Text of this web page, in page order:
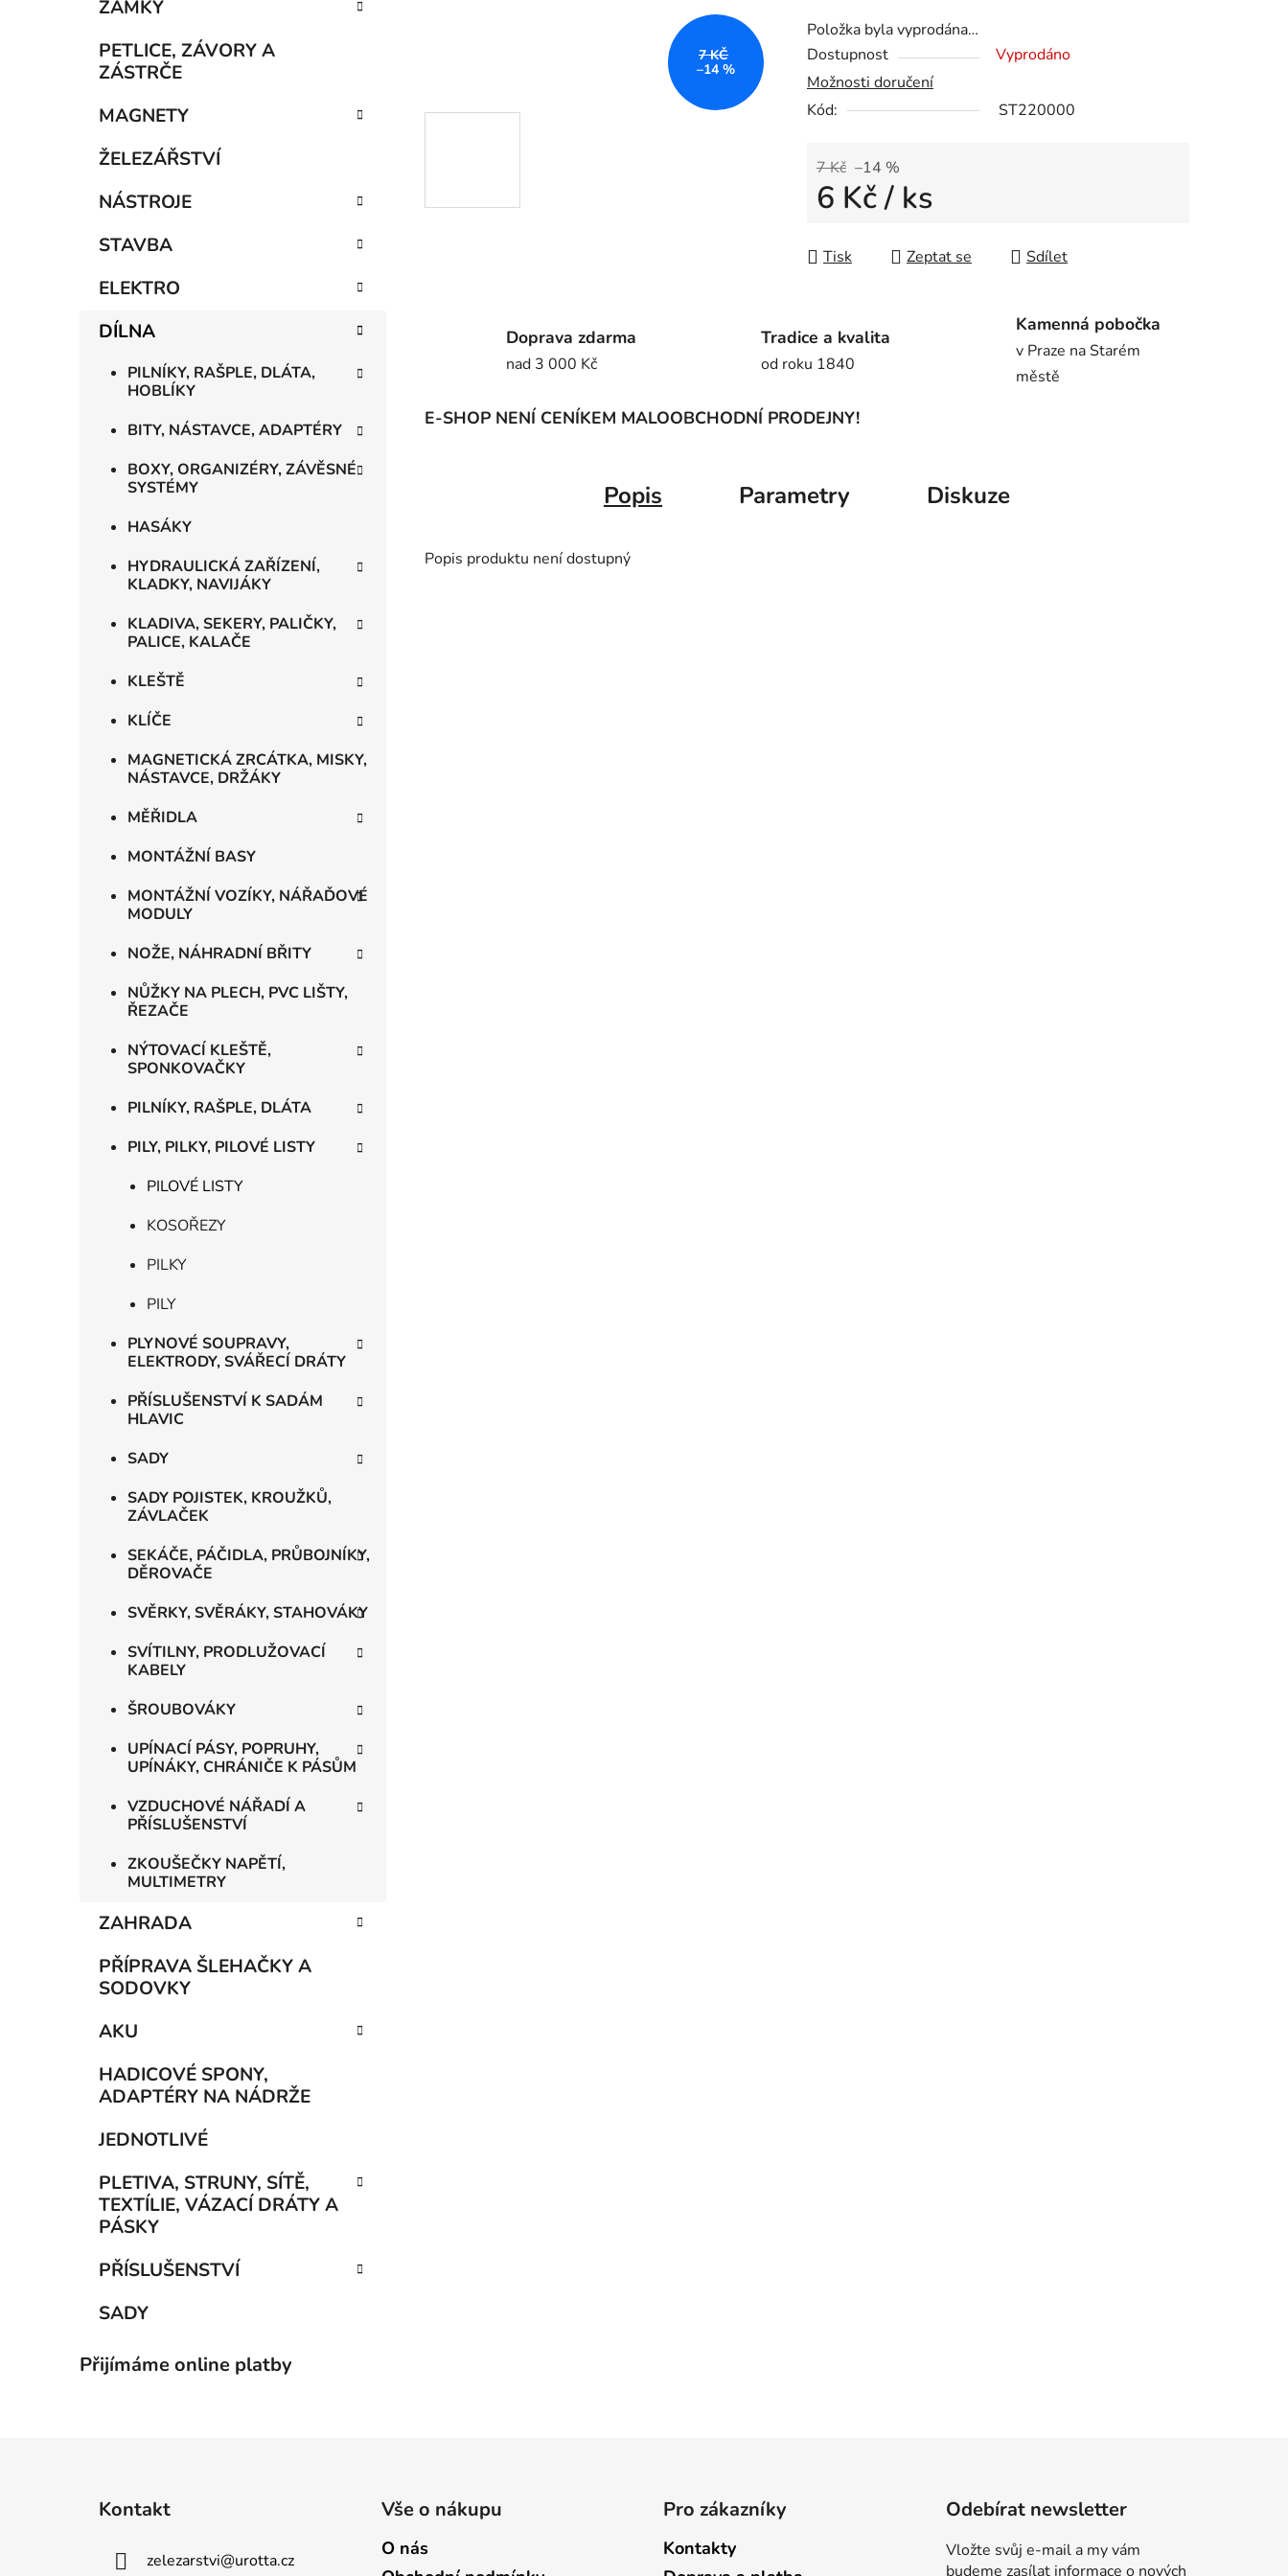
ZÁMKY
PETLICE, ZÁVORY A
ZÁSTRČE
MAGNETY
ŽELEZÁŘSTVÍ
NÁSTROJE
STAVBA
ELEKTRO
DÍLNA
PILNÍKY, RAŠPLE, DLÁTA,
HOBLÍKY
BITY, NÁSTAVCE, ADAPTÉRY
BOXY, ORGANIZÉRY, ZÁVĚSNÉ
SYSTÉMY
HASÁKY
HYDRAULICKÁ ZAŘÍZENÍ,
KLADKY, NAVIJÁKY
KLADIVA, SEKERY, PALIČKY,
PALICE, KALAČE
KLEŠTĚ
KLÍČE
MAGNETICKÁ ZRCÁTKA, MISKY,
NÁSTAVCE, DRŽÁKY
MĚŘIDLA
MONTÁŽNÍ BASY
MONTÁŽNÍ VOZÍKY, NÁŘAĎOVÉ
MODULY
NOŽE, NÁHRADNÍ BŘITY
NŮŽKY NA PLECH, PVC LIŠTY,
ŘEZAČE
NÝTOVACÍ KLEŠTĚ,
SPONKOVAČKY
PILNÍKY, RAŠPLE, DLÁTA
PILY, PILKY, PILOVÉ LISTY
PILOVÉ LISTY
KOSOŘEZY
PILKY
PILY
PLYNOVÉ SOUPRAVY,
ELEKTRODY, SVÁŘECÍ DRÁTY
PŘÍSLUŠENSTVÍ K SADÁM
HLAVIC
SADY
SADY POJISTEK, KROUŽKŮ,
ZÁVLAČEK
SEKÁČE, PÁČIDLA, PRŮBOJNÍKY,
DĚROVAČE
SVĚRKY, SVĚRÁKY, STAHOVÁKY
SVÍTILNY, PRODLUŽOVACÍ
KABELY
ŠROUBOVÁKY
UPÍNACÍ PÁSY, POPRUHY,
UPÍNÁKY, CHRÁNIČE K PÁSŮM
VZDUCHOVÉ NÁŘADÍ A
PŘÍSLUŠENSTVÍ
ZKOUŠEČKY NAPĚTÍ,
MULTIMETRY
ZAHRADA
PŘÍPRAVA ŠLEHAČKY A
SODOVKY
AKU
HADICOVÉ SPONY,
ADAPTÉRY NA NÁDRŽE
JEDNOTLIVÉ
PLETIVA, STRUNY, SÍTĚ,
TEXTÍLIE, VÁZACÍ DRÁTY A
PÁSKY
PŘÍSLUŠENSTVÍ
SADY
Přijímáme online platby
je
0,0
z
5
Položka byla vyprodána…
Dostupnost
Vyprodáno
Možnosti doručení
Kód:
ST220000
7 Kč –14 %
6 Kč/ ks
Tisk
Zeptat se Sdílet
7 KČ
–14 %
Doprava zdarma
nad 3 000 Kč
Tradice a kvalita
od roku 1840
Kamenná pobočka
v Praze na Starém
městě
E-SHOP NENÍ CENÍKEM MALOOBCHODNÍ PRODEJNY!
Popis Parametry Diskuze
Popis produktu není dostupný
Kontakt
zelezarstvi@urotta.cz
Vše o nákupu
O nás
Pro zákazníky
Kontakty
Odebírat newsletter
Vložte svůj e-mail a my vám
budeme zasílat informace o nových